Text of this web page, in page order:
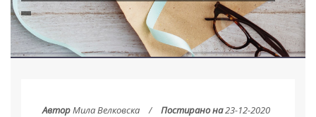
АвторМила Велковска Постирано на23-12-2020